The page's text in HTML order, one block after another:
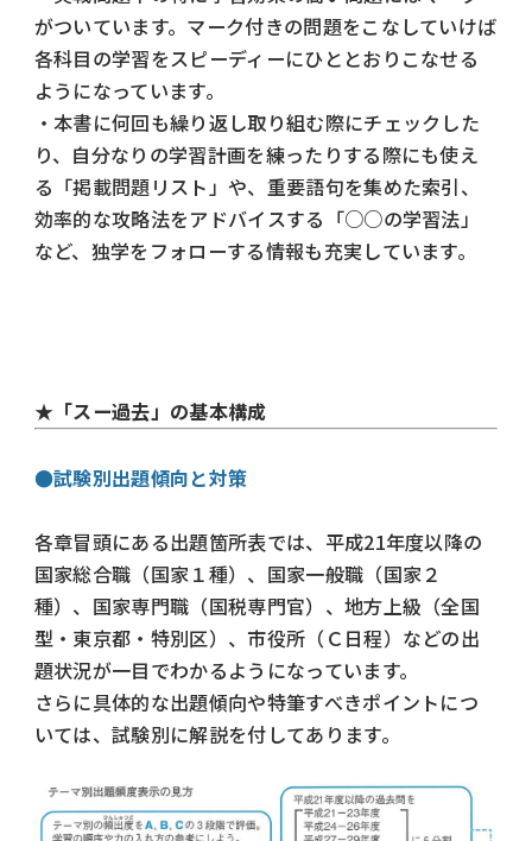
がついています。マーク付きの問題をこなしていけば
各科目の学習をスピーディーにひととおりこなせる
ようになっています。
・本書に何回も繰り返し取り組む際にチェックした
り、自分なりの学習計画を練ったりする際にも使え
る「掲載問題リスト」や、重要語句を集めた索引、
効率的な攻略法をアドバイスする「○○の学習法」
など、独学をフォローする情報も充実しています。
★「スー過去」の基本構成
●試験別出題傾向と対策
各章冒頭にある出題箇所表では、平成21年度以降の
国家総合職（国家１種）、国家一般職（国家２
種）、国家専門職（国税専門官）、地方上級（全国
型・東京都・特別区）、市役所（Ｃ日程）などの出
題状況が一目でわかるようになっています。
さらに具体的な出題傾向や特筆すべきポイントにつ
いては、試験別に解説を付してあります。